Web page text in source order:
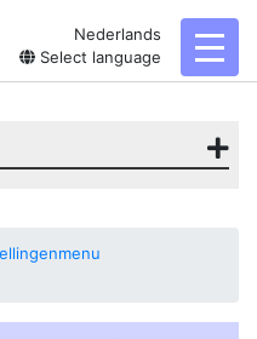
Nederlands
Select language